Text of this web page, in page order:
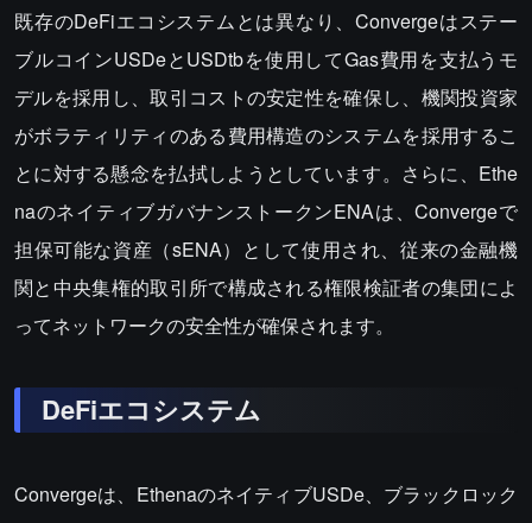
既存のDeFiエコシステムとは異なり、Convergeはステー
ブルコインUSDeとUSDtbを使用してGas費用を支払うモ
デルを採用し、取引コストの安定性を確保し、機関投資家
がボラティリティのある費用構造のシステムを採用するこ
とに対する懸念を払拭しようとしています。さらに、Ethe
naのネイティブガバナンストークンENAは、Convergeで
担保可能な資産（sENA）として使用され、従来の金融機
関と中央集権的取引所で構成される権限検証者の集団によ
ってネットワークの安全性が確保されます。
DeFiエコシステム
Convergeは、EthenaのネイティブUSDe、ブラックロック